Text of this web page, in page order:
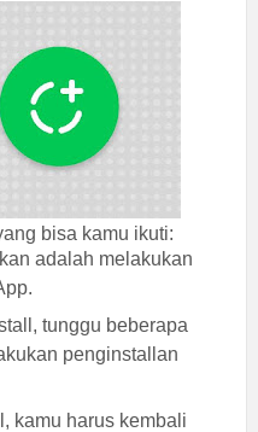
bisa kamu ikuti:
adalah melakukan
tunggu beberapa
penginstallan
kamu harus kembali